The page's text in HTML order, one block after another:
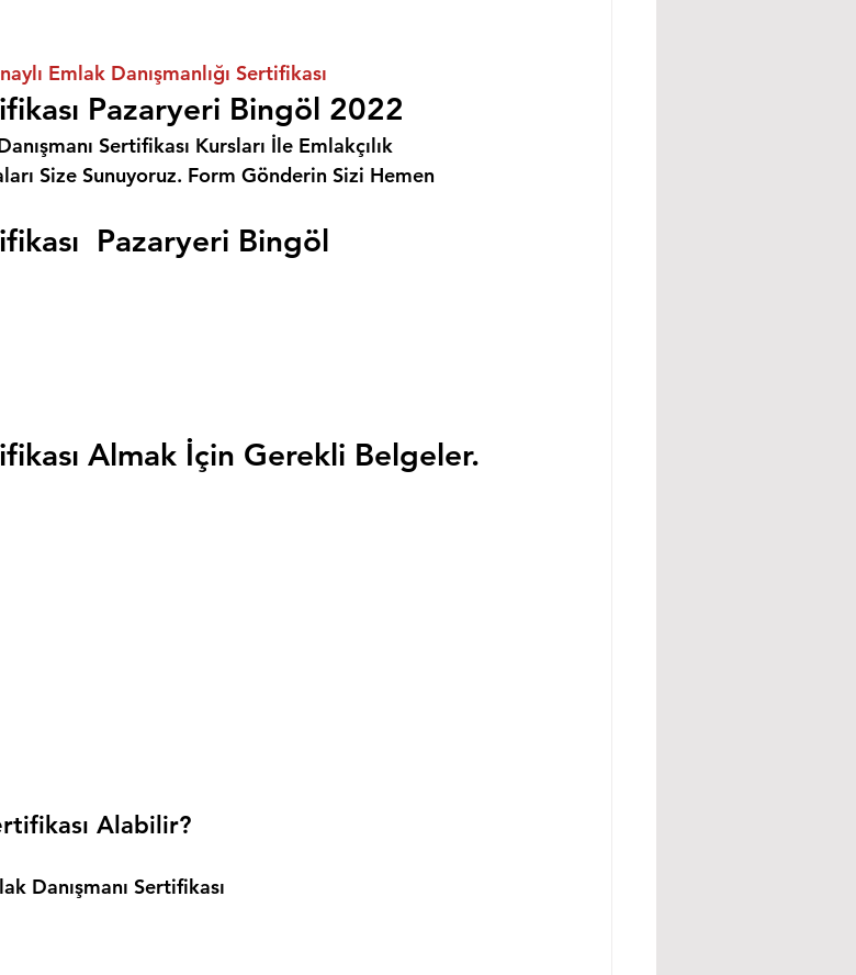
Emlak Danışmanlığı Sertifikası
Pazaryeri Bingöl 2022
Sertifikası Kursları İle Emlakçılık
Size Sunuyoruz. Form Gönderin Sizi Hemen
Pazaryeri Bingöl
Almak İçin Gerekli Belgeler.
Alabilir?
Danışmanı Sertifikası